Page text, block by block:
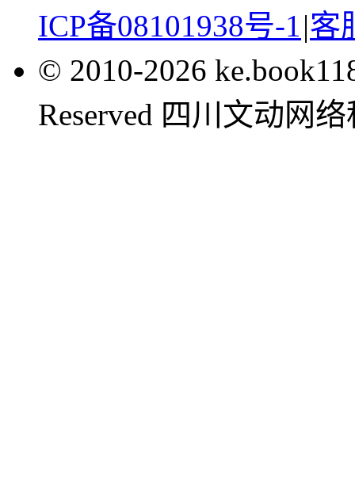
ICP备08101938号-1 |客
© 2010-2026
Reserved 四川文动网